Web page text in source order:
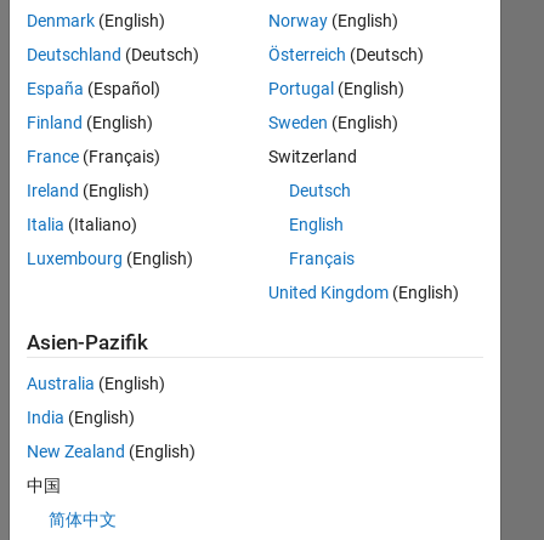
die
weiter
fassen
oder
Stellenangebote
anzeigen.
Wenn
noch
offenen
finden
können,
die
Qualifikationen
entsprechen,
Denmark (English)
Deutschland (Deutsch)
España (Español)
Finland (English)
France (Français)
Ireland (English)
Italia (Italiano)
Luxembourg (English)
Norway(English)
Österreich (Deutsch)
Portugal (English)
Sweden (English)
Switzerland
Deutsch
English
Français
United Kingdom(English)
Asien-Pazifik
Australia (English)
India (English)
New Zealand (English)
中国
简体中文